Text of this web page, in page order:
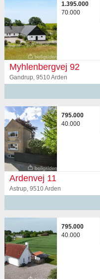
1.395.000
70.000
Myhlenbergvej 92
Gandrup, 9510 Arden
795.000
40.000
Ardenvej 11
Astrup, 9510 Arden
795.000
40.000